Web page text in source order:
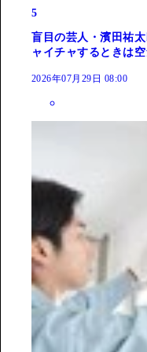
5
盲目の芸人・濱田祐
ャイチャするときは
2026年07月29日 08:00